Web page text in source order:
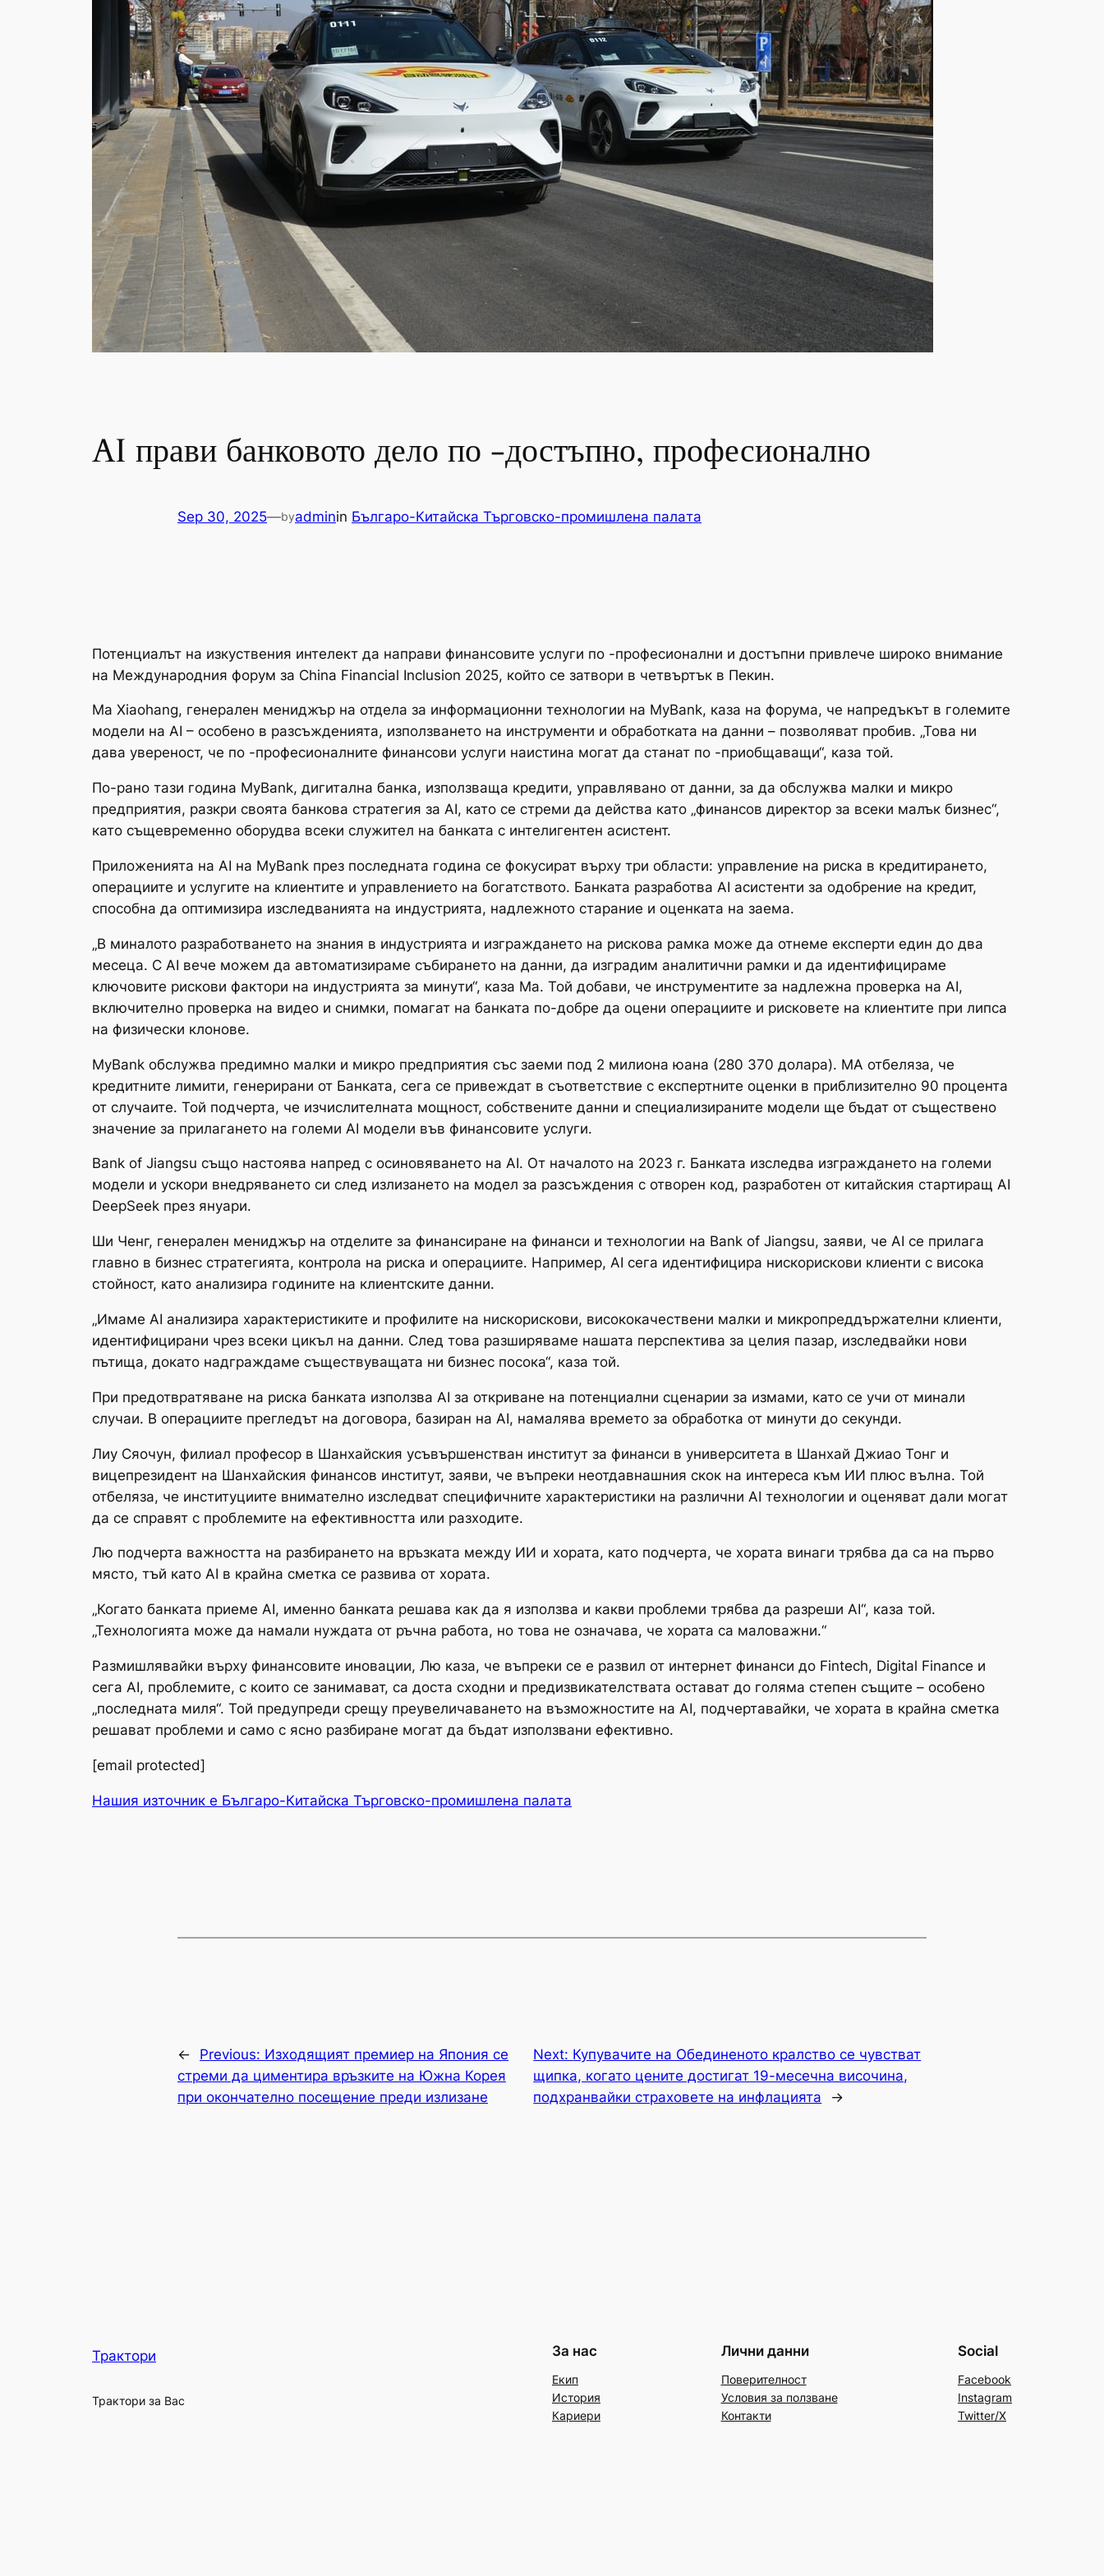
AI прави банковото дело по -достъпно, професионално
Sep 30, 2025—byadminin Българо-Китайска Търговско-промишлена палaта
Потенциалът на изкуствения интелект да направи финансовите услуги по -професионални и достъпни привлече широко внимание
на Международния форум за China Financial Inclusion 2025, който се затвори в четвъртък в Пекин.
Ma Xiaohang, генерален мениджър на отдела за информационни технологии на MyBank, каза на форума, че напредъкът в големите
модели на AI – особено в разсъжденията, използването на инструменти и обработката на данни – позволяват пробив. „Това ни
дава увереност, че по -професионалните финансови услуги наистина могат да станат по -приобщаващи“, каза той.
По-рано тази година MyBank, дигитална банка, използваща кредити, управлявано от данни, за да обслужва малки и микро
предприятия, разкри своята банкова стратегия за AI, като се стреми да действа като „финансов директор за всеки малък бизнес“,
като същевременно оборудва всеки служител на банката с интелигентен асистент.
Приложенията на AI на MyBank през последната година се фокусират върху три области: управление на риска в кредитирането,
операциите и услугите на клиентите и управлението на богатството. Банката разработва AI асистенти за одобрение на кредит,
способна да оптимизира изследванията на индустрията, надлежното старание и оценката на заема.
„В миналото разработването на знания в индустрията и изграждането на рискова рамка може да отнеме експерти един до два
месеца. С AI вече можем да автоматизираме събирането на данни, да изградим аналитични рамки и да идентифицираме
ключовите рискови фактори на индустрията за минути“, каза Ма. Той добави, че инструментите за надлежна проверка на AI,
включително проверка на видео и снимки, помагат на банката по-добре да оцени операциите и рисковете на клиентите при липса
на физически клонове.
MyBank обслужва предимно малки и микро предприятия със заеми под 2 милиона юана (280 370 долара). МА отбеляза, че
кредитните лимити, генерирани от Банката, сега се привеждат в съответствие с експертните оценки в приблизително 90 процента
от случаите. Той подчерта, че изчислителната мощност, собствените данни и специализираните модели ще бъдат от съществено
значение за прилагането на големи AI модели във финансовите услуги.
Bank of Jiangsu също настоява напред с осиновяването на AI. От началото на 2023 г. Банката изследва изграждането на големи
модели и ускори внедряването си след излизането на модел за разсъждения с отворен код, разработен от китайския стартиращ AI
DeepSeek през януари.
Ши Ченг, генерален мениджър на отделите за финансиране на финанси и технологии на Bank of Jiangsu, заяви, че AI се прилага
главно в бизнес стратегията, контрола на риска и операциите. Например, AI сега идентифицира нискорискови клиенти с висока
стойност, като анализира годините на клиентските данни.
„Имаме AI анализира характеристиките и профилите на нискорискови, висококачествени малки и микропреддържателни клиенти,
идентифицирани чрез всеки цикъл на данни. След това разширяваме нашата перспектива за целия пазар, изследвайки нови
пътища, докато надграждаме съществуващата ни бизнес посока“, каза той.
При предотвратяване на риска банката използва AI за откриване на потенциални сценарии за измами, като се учи от минали
случаи. В операциите прегледът на договора, базиран на AI, намалява времето за обработка от минути до секунди.
Лиу Сяочун, филиал професор в Шанхайския усъвършенстван институт за финанси в университета в Шанхай Джиао Тонг и
вицепрезидент на Шанхайския финансов институт, заяви, че въпреки неотдавнашния скок на интереса към ИИ плюс вълна. Той
отбеляза, че институциите внимателно изследват специфичните характеристики на различни AI технологии и оценяват дали могат
да се справят с проблемите на ефективността или разходите.
Лю подчерта важността на разбирането на връзката между ИИ и хората, като подчерта, че хората винаги трябва да са на първо
място, тъй като AI в крайна сметка се развива от хората.
„Когато банката приеме AI, именно банката решава как да я използва и какви проблеми трябва да разреши AI“, каза той.
„Технологията може да намали нуждата от ръчна работа, но това не означава, че хората са маловажни.“
Размишлявайки върху финансовите иновации, Лю каза, че въпреки се е развил от интернет финанси до Fintech, Digital Finance и
сега AI, проблемите, с които се занимават, са доста сходни и предизвикателствата остават до голяма степен същите – особено
„последната миля“. Той предупреди срещу преувеличаването на възможностите на AI, подчертавайки, че хората в крайна сметка
решават проблеми и само с ясно разбиране могат да бъдат използвани ефективно.
[email protected]
Нашия източник е Българо-Китайска Търговско-промишлена палaта
← Previous: Изходящият премиер на Япония се
стреми да циментира връзките на Южна Корея
при окончателно посещение преди излизане
Next: Купувачите на Обединеното кралство се чувстват
щипка, когато цените достигат 19-месечна височина,
подхранвайки страховете на инфлацията
→
Трактори
Трактори за Вас
За нас
Екип
История
Кариери
Лични данни
Поверителност
Условия за ползване
Контакти
Social
Facebook
Instagram
Twitter/X